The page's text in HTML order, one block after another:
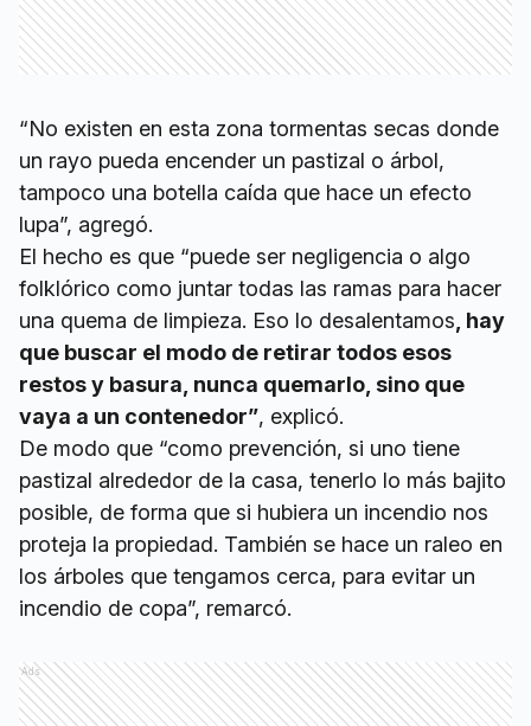
“No existen en esta zona tormentas secas donde
un rayo pueda encender un pastizal o árbol,
tampoco una botella caída que hace un efecto
lupa”, agregó.
El hecho es que “puede ser negligencia o algo
folklórico como juntar todas las ramas para hacer
una quema de limpieza. Eso lo desalentamos , hay
que buscar el modo de retirar todos esos
restos y basura, nunca quemarlo, sino que
vaya a un contenedor”, explicó.
De modo que “como prevención, si uno tiene
pastizal alrededor de la casa, tenerlo lo más bajito
posible, de forma que si hubiera un incendio nos
proteja la propiedad. También se hace un raleo en
los árboles que tengamos cerca, para evitar un
incendio de copa”, remarcó.
Ads